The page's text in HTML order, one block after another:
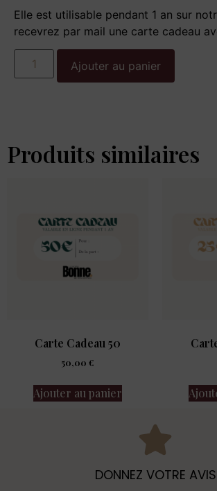
Elle est utilisable pendant 1 an sur
recevrez par mail une carte cadeau
Ajouter au panier
Produits similaires
Carte Cadeau 50
50,00 €
Ajouter au panier
DONNEZ VOTRE AVIS